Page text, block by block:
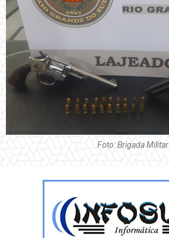
Foto: Brigada Militar